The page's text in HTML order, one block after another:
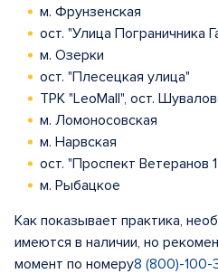
м. Фрунзенская
ост. "Улица Пограничника
м. Озерки
ост. "Плесецкая улица"
ТРК "LeoMall", ост.
м. Ломоносовская
м. Нарвская
ост. "Проспект Ветеранов
м. Рыбацкое
Как показывает практика,
имеются в наличии, но
момент по номеру8 (800)-100-